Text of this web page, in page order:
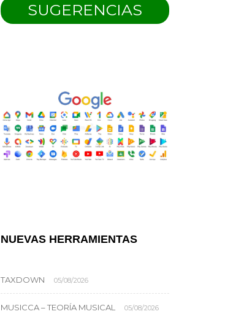
SUGERENCIAS
NUEVAS HERRAMIENTAS
TAXDOWN 05/08/2026
MUSICCA – TEORÍA MUSICAL 05/08/2026